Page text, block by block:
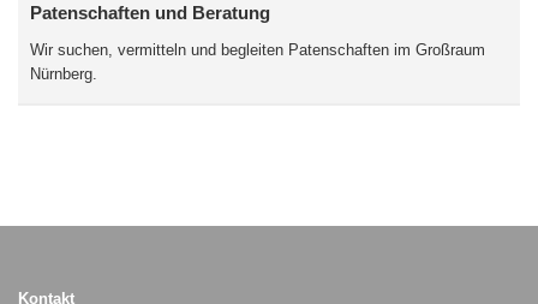
Patenschaften und Beratung
Wir suchen, vermitteln und begleiten Patenschaften im Großraum
Nürnberg.
Kontakt